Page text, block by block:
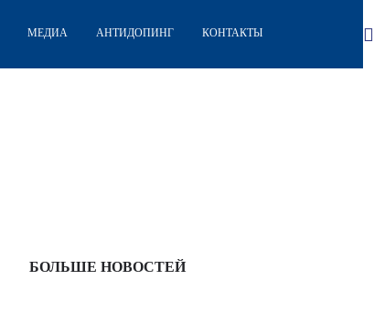
МЕДИА АНТИДОПИНГ КОНТАКТЫ
БОЛЬШЕ НОВОСТЕЙ